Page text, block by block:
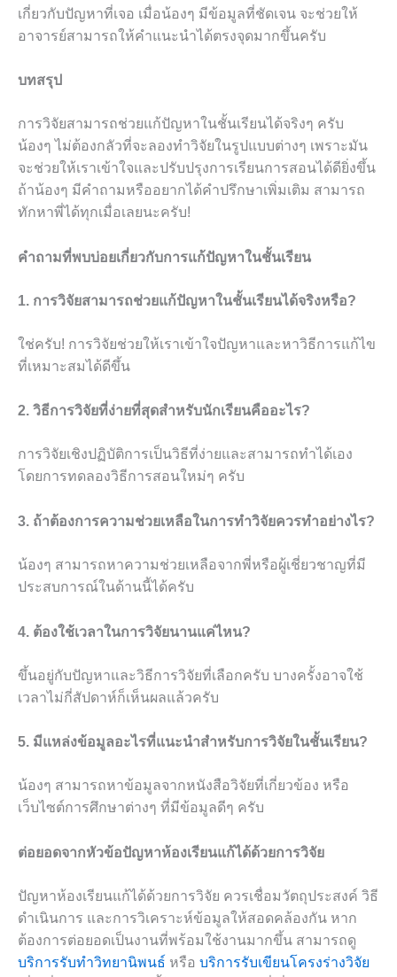
เกี่ยวกับปัญหาที่เจอ เมื่อน้องๆ มีข้อมูลที่ชัดเจน จะช่วยให้
อาจารย์สามารถให้คำแนะนำได้ตรงจุดมากขึ้นครับ
บทสรุป
การวิจัยสามารถช่วยแก้ปัญหาในชั้นเรียนได้จริงๆ ครับ
น้องๆ ไม่ต้องกลัวที่จะลองทำวิจัยในรูปแบบต่างๆ เพราะมัน
จะช่วยให้เราเข้าใจและปรับปรุงการเรียนการสอนได้ดียิ่งขึ้น
ถ้าน้องๆ มีคำถามหรืออยากได้คำปรึกษาเพิ่มเติม สามารถ
ทักหาพี่ได้ทุกเมื่อเลยนะครับ!
คำถามที่พบบ่อยเกี่ยวกับการแก้ปัญหาในชั้นเรียน
1. การวิจัยสามารถช่วยแก้ปัญหาในชั้นเรียนได้จริงหรือ?
ใช่ครับ! การวิจัยช่วยให้เราเข้าใจปัญหาและหาวิธีการแก้ไข
ที่เหมาะสมได้ดีขึ้น
2. วิธีการวิจัยที่ง่ายที่สุดสำหรับนักเรียนคืออะไร?
การวิจัยเชิงปฏิบัติการเป็นวิธีที่ง่ายและสามารถทำได้เอง
โดยการทดลองวิธีการสอนใหม่ๆ ครับ
3. ถ้าต้องการความช่วยเหลือในการทำวิจัยควรทำอย่างไร?
น้องๆ สามารถหาความช่วยเหลือจากพี่หรือผู้เชี่ยวชาญที่มี
ประสบการณ์ในด้านนี้ได้ครับ
4. ต้องใช้เวลาในการวิจัยนานแค่ไหน?
ขึ้นอยู่กับปัญหาและวิธีการวิจัยที่เลือกครับ บางครั้งอาจใช้
เวลาไม่กี่สัปดาห์ก็เห็นผลแล้วครับ
5. มีแหล่งข้อมูลอะไรที่แนะนำสำหรับการวิจัยในชั้นเรียน?
น้องๆ สามารถหาข้อมูลจากหนังสือวิจัยที่เกี่ยวข้อง หรือ
เว็บไซต์การศึกษาต่างๆ ที่มีข้อมูลดีๆ ครับ
ต่อยอดจากหัวข้อปัญหาห้องเรียนแก้ได้ด้วยการวิจัย
ปัญหาห้องเรียนแก้ได้ด้วยการวิจัย ควรเชื่อมวัตถุประสงค์ วิธี
ดำเนินการ และการวิเคราะห์ข้อมูลให้สอดคล้องกัน หาก
ต้องการต่อยอดเป็นงานที่พร้อมใช้งานมากขึ้น สามารถดู
บริการรับทำวิทยานิพนธ์ หรือ บริการรับเขียนโครงร่างวิจัย